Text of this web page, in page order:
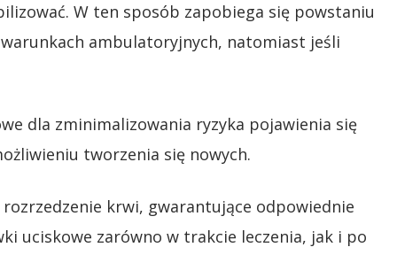
W ten sposób zapobiega się powstaniu
ambulatoryjnych, natomiast jeśli
dla zminimalizowania ryzyka pojawienia się
tworzenia się nowych.
krwi, gwarantujące odpowiednie
uciskowe zarówno w trakcie leczenia, jak i po